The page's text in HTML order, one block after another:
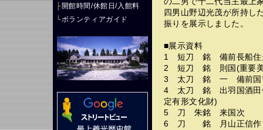
├開館時間/休館日/入館料
└ボランティアガイド
四男山野辺光茂が所持し
振りを展示しました。
■展示資料
1 短刀 銘 備前長船住
2 短刀 銘 則国(重要
3 太刀 銘 一 備前国吉
4 太刀 銘 出羽国酒田住
定有形文化財)
5 刀 朱銘 来国次
6 刀 銘 月山正信